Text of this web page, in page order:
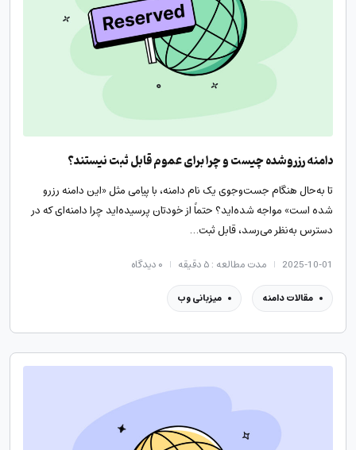
دامنه رزروشده چیست و چرا برای عموم قابل ثبت نیستند؟
تا به‌حال هنگام جست‌وجوی یک نام دامنه، با پیامی مثل «این دامنه رزرو
شده است» مواجه شده‌اید؟ حتماً از خودتان پرسیده‌اید چرا دامنه‌ای که در
دسترس به‌نظر می‌رسد، قابل ثبت…
2025-10-01 مدت مطالعه : ۵ دقیقه ۰دیدگاه
مقالات دامنه میزبانی وب